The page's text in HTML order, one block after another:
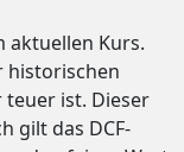
aktuellen Kurs.
historischen
ist. Dieser
gilt das DCF-